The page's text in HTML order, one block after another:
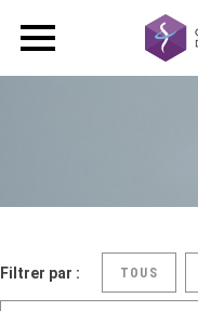
Filtrer par : TOUS